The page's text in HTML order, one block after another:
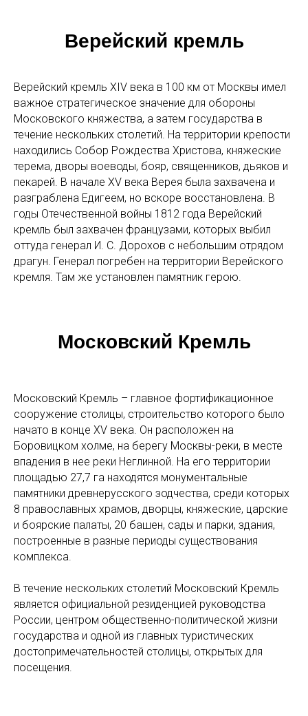
Верейский кремль
Верейский кремль XIV века в 100 км от Москвы имел
важное стратегическое значение для обороны
Московского княжества, а затем государства в
течение нескольких столетий. На территории крепости
находились Собор Рождества Христова, княжеские
терема, дворы воеводы, бояр, священников, дьяков и
пекарей. В начале XV века Верея была захвачена и
разграблена Едигеем, но вскоре восстановлена. В
годы Отечественной войны 1812 года Верейский
кремль был захвачен французами, которых выбил
оттуда генерал И. С. Дорохов с небольшим отрядом
драгун. Генерал погребен на территории Верейского
кремля. Там же установлен памятник герою.
Московский Кремль
Московский Кремль – главное фортификационное
сооружение столицы, строительство которого было
начато в конце XV века. Он расположен на
Боровицком холме, на берегу Москвы-реки, в месте
впадения в нее реки Неглинной. На его территории
площадью 27,7 га находятся монументальные
памятники древнерусского зодчества, среди которых
8 православных храмов, дворцы, княжеские, царские
и боярские палаты, 20 башен, сады и парки, здания,
построенные в разные периоды существования
комплекса.
В течение нескольких столетий Московский Кремль
является официальной резиденцией руководства
России, центром общественно-политической жизни
государства и одной из главных туристических
достопримечательностей столицы, открытых для
посещения.